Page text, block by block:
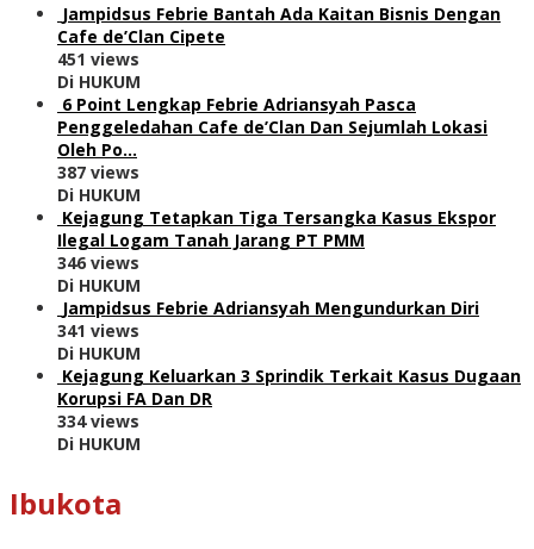
Jampidsus Febrie Bantah Ada Kaitan Bisnis Dengan
Cafe de’Clan Cipete
451 views
Di HUKUM
6 Point Lengkap Febrie Adriansyah Pasca
Penggeledahan Cafe de’Clan Dan Sejumlah Lokasi
Oleh Po…
387 views
Di HUKUM
Kejagung Tetapkan Tiga Tersangka Kasus Ekspor
Ilegal Logam Tanah Jarang PT PMM
346 views
Di HUKUM
Jampidsus Febrie Adriansyah Mengundurkan Diri
341 views
Di HUKUM
Kejagung Keluarkan 3 Sprindik Terkait Kasus Dugaan
Korupsi FA Dan DR
334 views
Di HUKUM
Ibukota